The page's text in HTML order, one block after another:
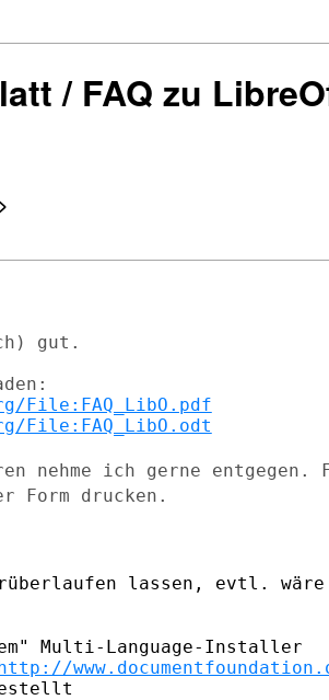
/ FAQ zu
>
gut.
File:FAQ_LibO.pdf
File:FAQ_LibO.odt
nehme ich gerne entgegen.
Form drucken.
lassen, evtl.
Multi-Language-Installer